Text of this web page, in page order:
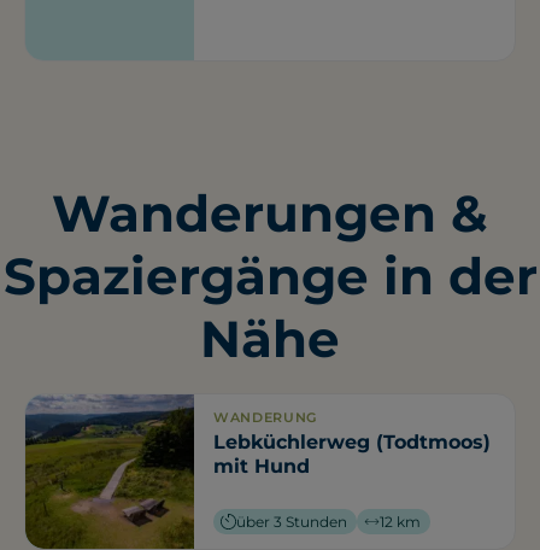
Wanderungen &
Spaziergänge in der
Nähe
WANDERUNG
Lebküchlerweg (Todtmoos)
mit Hund
über 3 Stunden 12 km